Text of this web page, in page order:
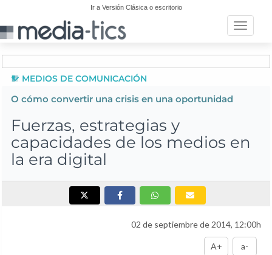
Ir a Versión Clásica o escritorio
Toggle
MEDIOS DE COMUNICACIÓN
O cómo convertir una crisis en una oportunidad
Fuerzas, estrategias y
capacidades de los medios en
la era digital
02 de septiembre de 2014, 12:00h
A+ a-